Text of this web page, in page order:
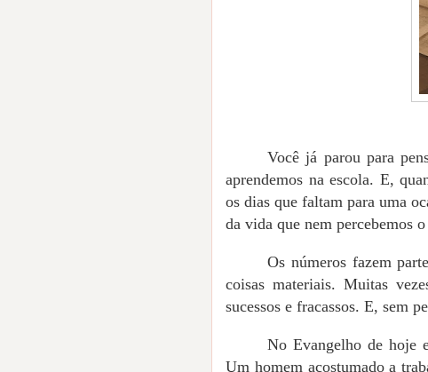
Você já parou para
aprendemos na escola. E,
os dias que faltam para uma
da vida que nem percebemos
Os números fazem
coisas materiais. Muitas
sucessos e fracassos. E, sem
No Evangelho de hoje
Um homem acostumado a